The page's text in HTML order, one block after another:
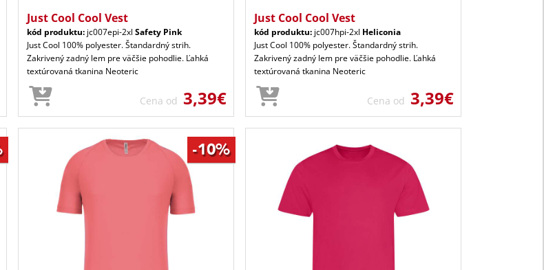
Just Cool Cool Vest
kód produktu: jc007epi-2xl Safety Pink
Just Cool 100% polyester. Štandardný strih.
Zakrivený zadný lem pre väčšie pohodlie. Ľahká
textúrovaná tkanina Neoteric
Cena od 3,39€
Just Cool Cool Vest
kód produktu: jc007hpi-2xl Heliconia
Just Cool 100% polyester. Štandardný strih.
Zakrivený zadný lem pre väčšie pohodlie. Ľahká
textúrovaná tkanina Neoteric
Cena od 3,39€